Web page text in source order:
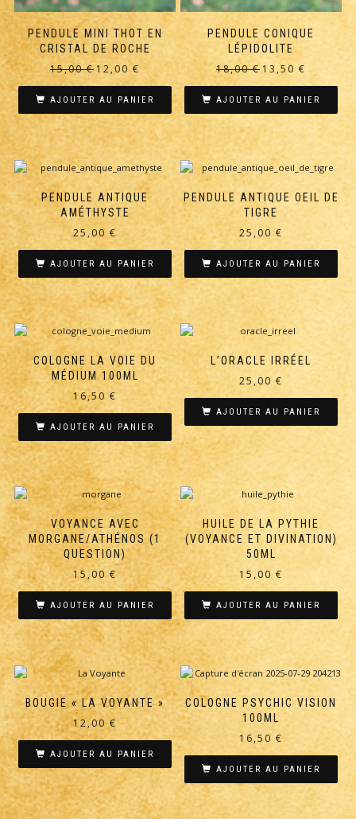
PENDULE MINI THOT EN
CRISTAL DE ROCHE
15,00€ Le
prix
initial
était :
15,00 €.
12,00 €
prix
actuel
est :
12,00 €.
AJOUTER AU PANIER
PENDULE CONIQUE
LÉPIDOLITE
18,00€ Le
prix
initial
était :
18,00 €.
13,50 €
prix
actuel
est :
13,50 €.
AJOUTER AU PANIER
PENDULE ANTIQUE
AMÉTHYSTE
25,00 €
AJOUTER AU PANIER
PENDULE ANTIQUE OEIL DE
TIGRE
25,00 €
AJOUTER AU PANIER
COLOGNE LA VOIE DU
MÉDIUM 100ML
16,50€
AJOUTER AU PANIER
L’ORACLE IRRÉEL
25,00 €
AJOUTER AU PANIER
VOYANCE AVEC
MORGANE/ATHÉNOS (1
QUESTION)
15,00€
AJOUTER AU PANIER
HUILE DE LA PYTHIE
(VOYANCE ET DIVINATION)
50ML
15,00 €
AJOUTER AU PANIER
BOUGIE « LA VOYANTE »
12,00€
AJOUTER AU PANIER
COLOGNE PSYCHIC VISION
100ML
16,50 €
AJOUTER AU PANIER